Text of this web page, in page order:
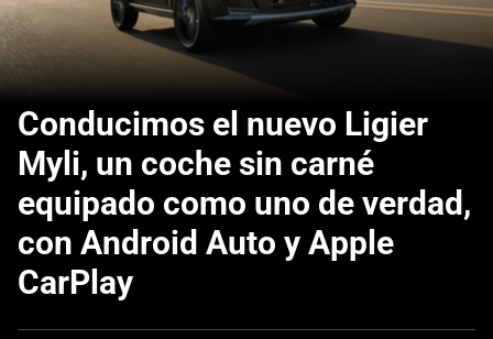
Conducimos el nuevo Ligier
Myli, un coche sin carné
equipado como uno de verdad,
con Android Auto y Apple
CarPlay